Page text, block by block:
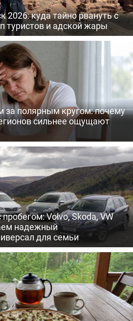
2026: куда тайно рвануть с
туристов и адской жары
за полярным кругом: почему
сильнее ощущают
Volvo, Skoda, VW
надежный
для семьи